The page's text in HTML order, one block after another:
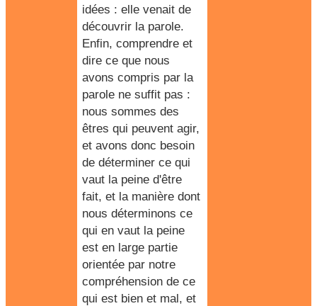
idées : elle venait de
découvrir la parole.
Enfin, comprendre et
dire ce que nous
avons compris par la
parole ne suffit pas :
nous sommes des
êtres qui peuvent agir,
et avons donc besoin
de déterminer ce qui
vaut la peine d'être
fait, et la manière dont
nous déterminons ce
qui en vaut la peine
est en large partie
orientée par notre
compréhension de ce
qui est bien et mal, et